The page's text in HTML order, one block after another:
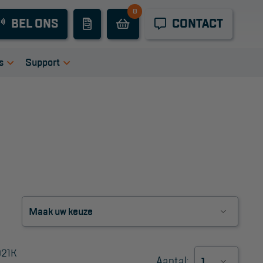
BEL ONS
0
CONTACT
Industrieel
onderhoud
Masthoogwerkers
Autohoogwerkers
Support
voorwaarden
Webshop
voorwaarden